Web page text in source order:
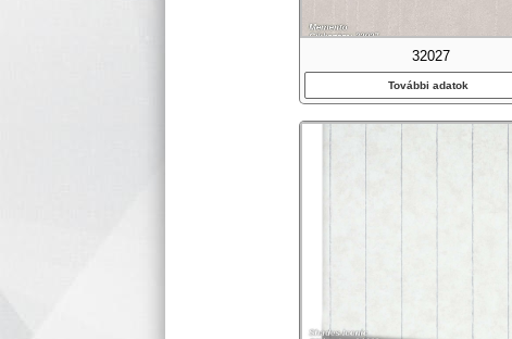
32027
További adatok